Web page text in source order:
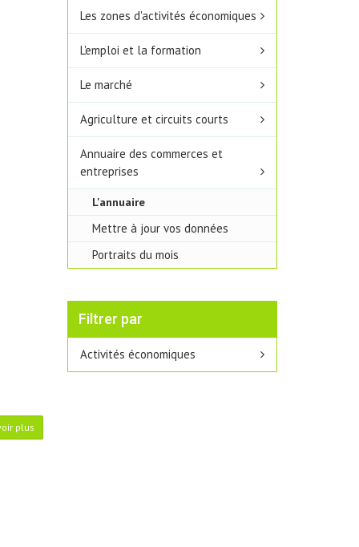
plus
Les zones d'activités économiques
L'emploi et la formation
Le marché
Agriculture et circuits courts
Annuaire des commerces et
entreprises
L'annuaire
Mettre à jour vos données
Portraits du mois
Filtrer par
Activités économiques